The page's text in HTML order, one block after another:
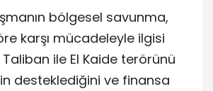
bölgesel savunma,
karşı mücadeleyle ilgisi
ile El Kaide terörünü
desteklediğini ve finansa